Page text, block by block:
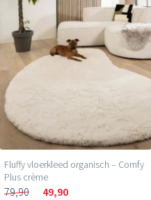
Fluffy vloerkleed organisch – Comfy
Plus crème
79,90 49,90